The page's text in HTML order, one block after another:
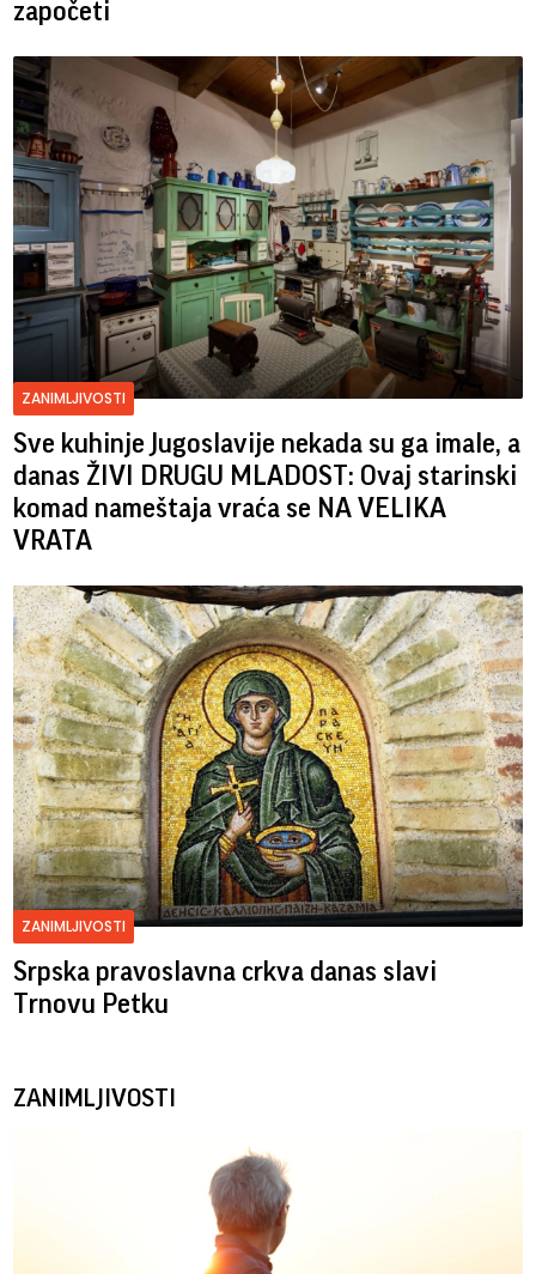
započeti
ZANIMLJIVOSTI
Sve kuhinje Jugoslavije nekada su ga imale, a
danas ŽIVI DRUGU MLADOST: Ovaj starinski
komad nameštaja vraća se NA VELIKA
VRATA
ZANIMLJIVOSTI
Srpska pravoslavna crkva danas slavi
Trnovu Petku
ZANIMLJIVOSTI